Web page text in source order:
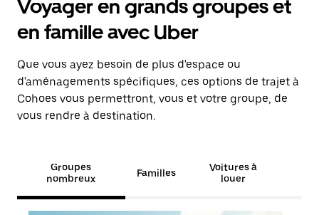
Voyager en grands groupes et
en famille avec Uber
Que vous ayez besoin de plus d'espace ou
d'aménagements spécifiques, ces options de trajet à
Cohoes vous permettront, vous et votre groupe, de
vous rendre à destination.
Groupes
nombreux
Familles
Voitures à
louer